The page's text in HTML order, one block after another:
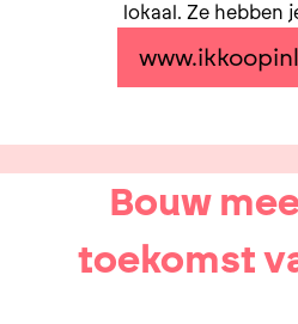
lokaal. Ze hebben
Bouw
toekomst